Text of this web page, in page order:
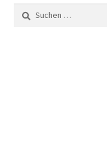
Suchen
nach: